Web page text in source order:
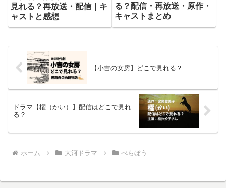
見れる？再放送・配信｜キ
ャストと感想
る？配信・再放送・原作・
キャストまとめ
【小吉の女房】どこで見れる？
ドラマ【櫂（かい）】配信はどこで見れ
る？
ホーム 大河ドラマ べらぼう